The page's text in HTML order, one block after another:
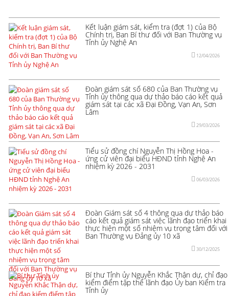
Kết luận giám sát, kiểm tra (đợt 1) của Bộ
Chính trị, Ban Bí thư đối với Ban Thường vụ
Tỉnh ủy Nghệ An
12/04/2026
Đoàn giám sát số 680 của Ban Thường vụ
Tỉnh ủy thông qua dự thảo báo cáo kết quả
giám sát tại các xã Đại Đồng, Vạn An, Sơn
Lâm
29/03/2026
Tiểu sử đồng chí Nguyễn Thị Hồng Hoa -
ứng cử viên đại biểu HĐND tỉnh Nghệ An
nhiệm kỳ 2026 - 2031
06/03/2026
Đoàn Giám sát số 4 thông qua dự thảo báo
cáo kết quả giám sát việc lãnh đạo triển khai
thực hiện một số nhiệm vụ trọng tâm đối với
Ban Thường vụ Đảng ủy 10 xã
30/12/2025
Bí thư Tỉnh ủy Nguyễn Khắc Thận dự, chỉ đạo
kiểm điểm tập thể lãnh đạo Ủy ban Kiểm tra
Tỉnh ủy